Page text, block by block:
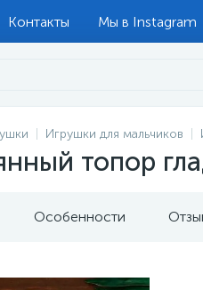
Контакты Мы в Instagram
Игрушки для мальчиков
топор
Особенности